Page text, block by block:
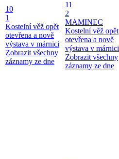
10
1
Kostelní věž opět
otevřena a nově
výstava v márnici
Zobrazit všechny
záznamy ze dne
11
2
MAMINEC
Kostelní věž opět
otevřena a nově
výstava v márnici
Zobrazit všechny
záznamy ze dne